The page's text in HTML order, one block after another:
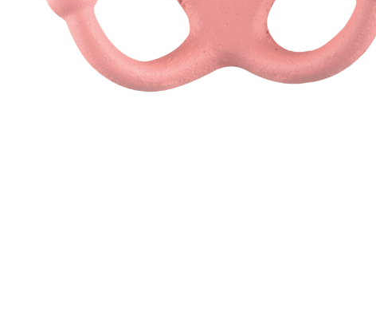
ook heel